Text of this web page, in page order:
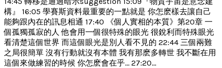
構』 16:05 學賽斯資料最重要的一點就是 你怎麽樣去讓自己
能夠跟內在的訊息相通 17:40 《個人實相的本質》第20章 一
個孤獨孤寂的人 他會用一個很特殊的眼光 很銳利而特殊眼光
看清楚這個世界 而這個眼光是別人看不見的 22:44 三個兩難
之局很簡單 沒有行動就沒有本體 我有那麽多轉世 我不斷在用
這個來做練習的時候 你怎麽會在乎... 27:20...